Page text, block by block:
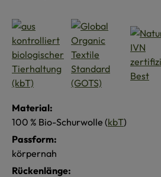
Material:
100 % Bio-Schurwolle (kbT)
Passform:
körpernah
Rückenlänge: